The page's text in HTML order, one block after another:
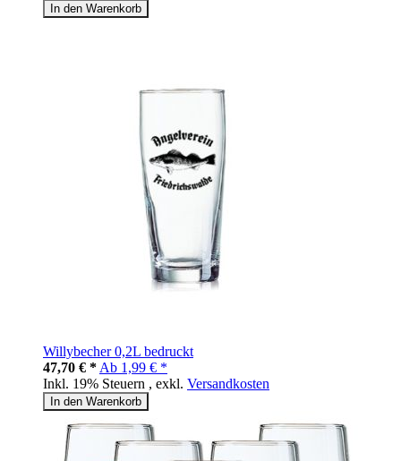
In den Warenkorb
Willybecher 0,2L bedruckt
47,70 € * Ab 1,99 € *
Inkl. 19% Steuern , exkl. Versandkosten
In den Warenkorb